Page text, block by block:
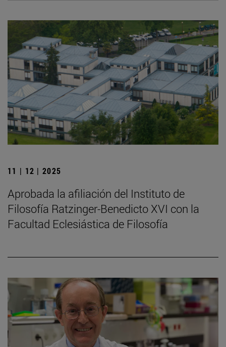
11 | 12 | 2025
Aprobada la afiliación del Instituto de
Filosofía Ratzinger-Benedicto XVI con la
Facultad Eclesiástica de Filosofía